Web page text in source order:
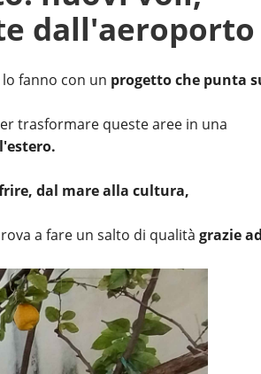
dall'aeroporto
fanno con un progetto che punta
trasformare queste aree in una
dal mare alla cultura,
a fare un salto di qualità grazie